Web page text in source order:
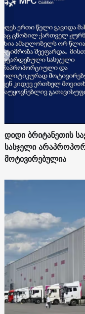
დიდი ბრიტანეთის
სასჯელი
მოტივირებულია